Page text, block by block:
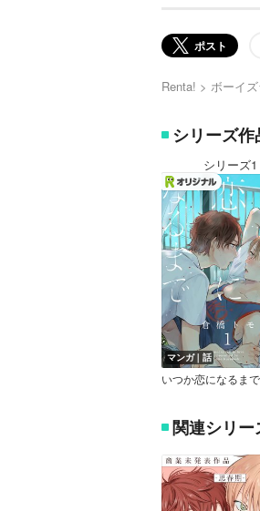
ポスト
Renta! ボーイ
シリーズ作
シリーズ1
マンガ｜話
いつか恋になるまで
関連シリー